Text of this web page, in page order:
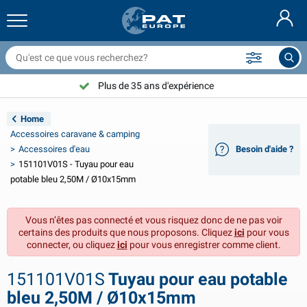
couvre remorque & accessoires
électriques pour remorque
de remorque
de remorque Aspöck
de remorque Radex
de remorque LED
de voiture
de voiture
de batterie & solaire
12V & 24V
& demi-housses voiture
de protection
de caravane & camping-car
de caravane & camping-car
gaz
de maintenance
de tente
de pont
et manilles
de voile
et entretien
de protection et accessoires
& couvertures anti feu
de vélo
air
de serrage
GasStop®
Nederlands
Deutsch
English
Svenska
Dansk
Suomalainen
Choisissez PAT Europe !
Plus de 35 ans d'expérience
Home
Accessoires caravane & camping
Accessoires d'eau
151101V01S - Tuyau pour eau
potable bleu 2,50M / Ø10x15mm
Besoin d'aide ?
Vous n’êtes pas connecté et vous risquez donc de ne pas voir
certains des produits que nous proposons. Cliquezici pour vous
connecter, ou cliquezici pour vous enregistrer comme client.
151101V01S Tuyau pour eau potable
bleu 2,50M / Ø10x15mm